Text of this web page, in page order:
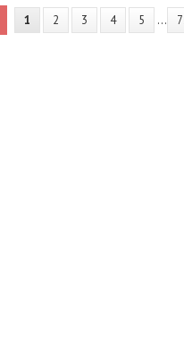
1 2 3 4 5 ...